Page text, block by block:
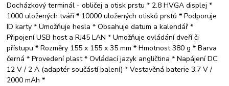
Docházkový terminál - obličej a otisk prstu * 2.8 HVGA displej *
1000 uložených tváří * 10000 uložených otisků prstů * Podporuje
ID karty * Umožňuje hesla * Obsahuje datum a kalendář *
Připojení USB host a RJ45 LAN * Umožňuje ovládání dveří či
přístupu * Rozměry 155 x 155 x 35 mm * Hmotnost 380 g * Barva
černá * Provedení plast * Ovládací jazyk angličtina * Napájení DC
12 V / 2 A (adaptér součástí balení) * Vestavěná baterie 3.7 V /
2000 mAh *